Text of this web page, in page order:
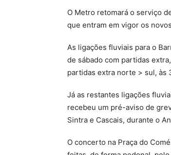
O Metro retomará o serviço
que entram em vigor os
As ligações fluviais para o
de sábado com partidas
partidas extra norte > sul, às
Já as restantes ligações
recebeu um pré-aviso de
Sintra e Cascais, durante o
O concerto na Praça do